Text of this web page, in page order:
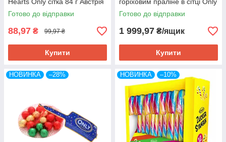
Готово до відправки
88,97 ₴ 99,97 ₴
Купити
сітка 84 г Австрія (26 шт./1 уп
Готово до відправки
1 999,97 ₴/ящик
Купити
НОВИНКА –28% НОВИНКА –10%